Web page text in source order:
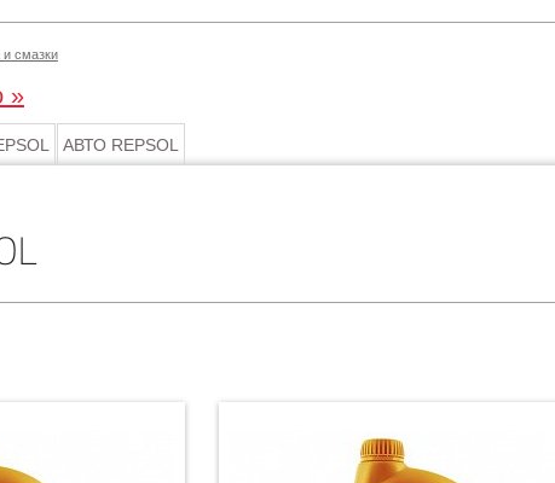
смазки
»
АВТО REPSOL